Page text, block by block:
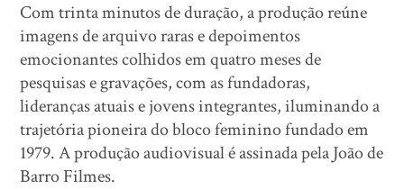
Com trinta minutos de duração, a produção reúne
imagens de arquivo raras e depoimentos
emocionantes colhidos em quatro meses de
pesquisas e gravações, com as fundadoras,
lideranças atuais e jovens integrantes, iluminando a
trajetória pioneira do bloco feminino fundado em
1979. A produção audiovisual é assinada pela João de
Barro Filmes.